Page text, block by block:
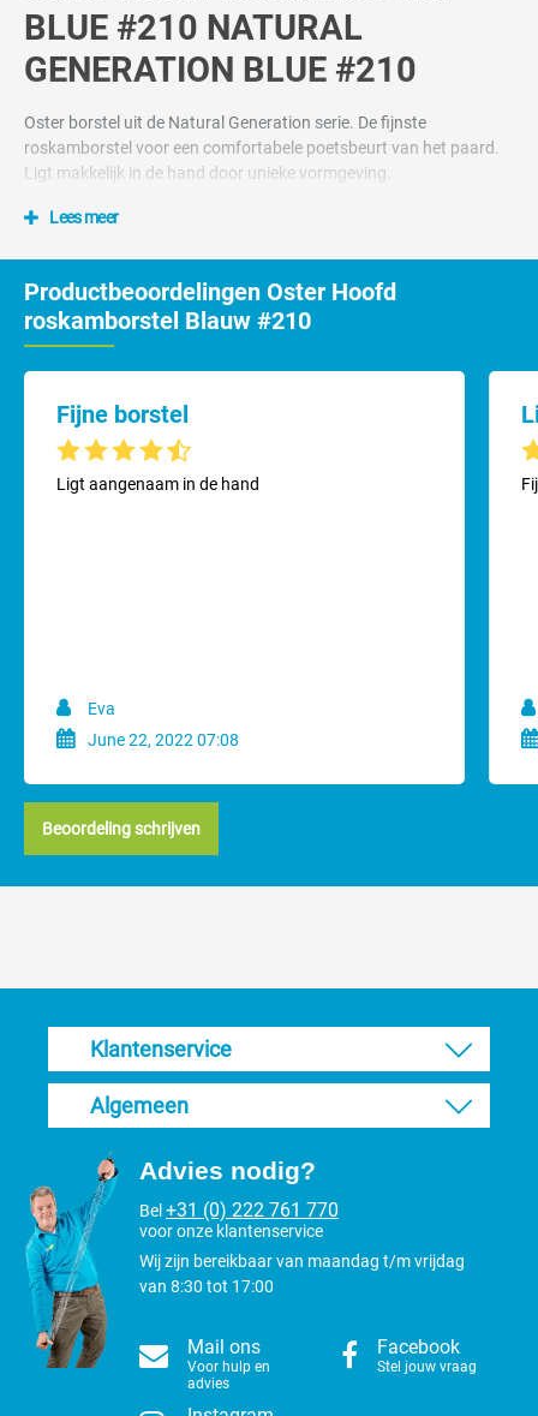
BLUE #210 NATURAL
GENERATION BLUE #210
Oster borstel uit de Natural Generation serie. De fijnste
roskamborstel voor een comfortabele poetsbeurt van het paard.
Ligt makkelijk in de hand door unieke vormgeving.
Lees meer
Productbeoordelingen Oster Hoofd
roskamborstel Blauw #210
Fijne borstel
Gemiddelde waardering van 4.3 van 5 sterren
Ligt aangenaam in de hand
Eva
June 22, 2022 07:08
Beoordeling schrijven
Klantenservice
Algemeen
Advies nodig?
Bel +31 (0) 222 761 770
voor onze klantenservice
Wij zijn bereikbaar van maandag t/m vrijdag
van 8:30 tot 17:00
Mail ons
Voor hulp en
advies
Facebook
Stel jouw vraag